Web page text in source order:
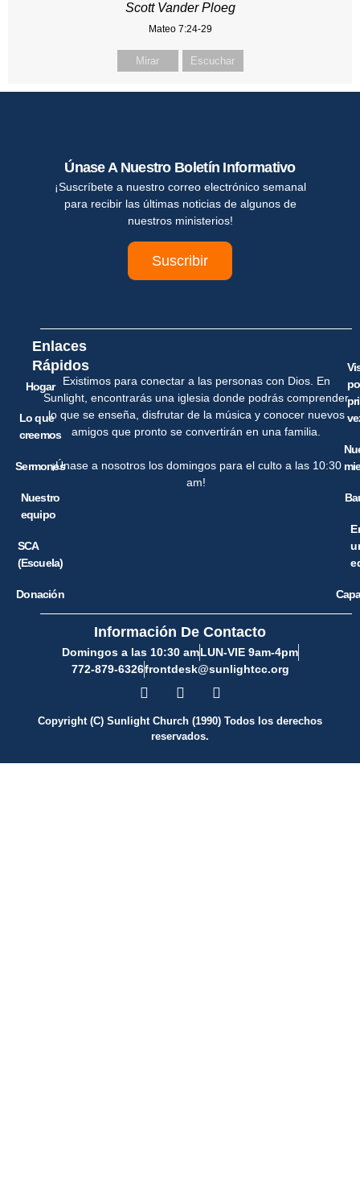
Scott Vander Ploeg
Mateo 7:24-29
Mirar Escuchar
Únase A Nuestro Boletín Informativo
¡Suscríbete a nuestro correo electrónico semanal
para recibir las últimas noticias de algunos de
nuestros ministerios!
Suscribir
Enlaces
Rápidos
Hogar
Lo que
creemos
Sermones
Nuestro
equipo
SCA
(Escuela)
Donación
Existimos para conectar a las personas con Dios. En
Sunlight, encontrarás una iglesia donde podrás comprender
lo que se enseña, disfrutar de la música y conocer nuevos
amigos que pronto se convertirán en una familia.
¡Únase a nosotros los domingos para el culto a las 10:30
am!
Información De Contacto
Domingos a las 10:30 amLUN-VIE 9am-4pm
772-879-6326frontdesk@sunlightcc.org
Copyright (C) Sunlight Church (1990) Todos los derechos
reservados.